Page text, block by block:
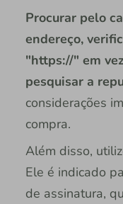
Procurar pelo
endereço,
"https://" em
pesquisar a
considerações
compra.
Além disso,
Ele é indicado
de assinatura,